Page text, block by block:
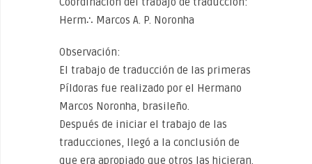
Herm∴ Marcos A. P. Noronha
Observación:
El trabajo de traducción de las primeras
Píldoras fue realizado por el Hermano
Marcos Noronha, brasileño.
Después de iniciar el trabajo de las
traducciones, llegó a la conclusión de
que era apropiado que otros las hicieran.